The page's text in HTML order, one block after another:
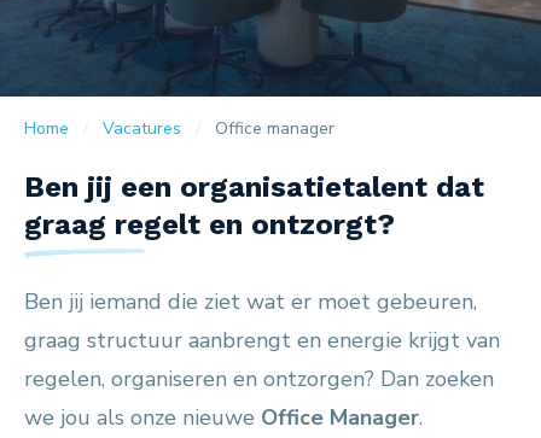
Home Vacatures Office manager
Ben jij een organisatietalent dat
graag regelt en ontzorgt?
Ben jij iemand die ziet wat er moet gebeuren,
graag structuur aanbrengt en energie krijgt van
regelen, organiseren en ontzorgen? Dan zoeken
we jou als onze nieuwe Office Manager.